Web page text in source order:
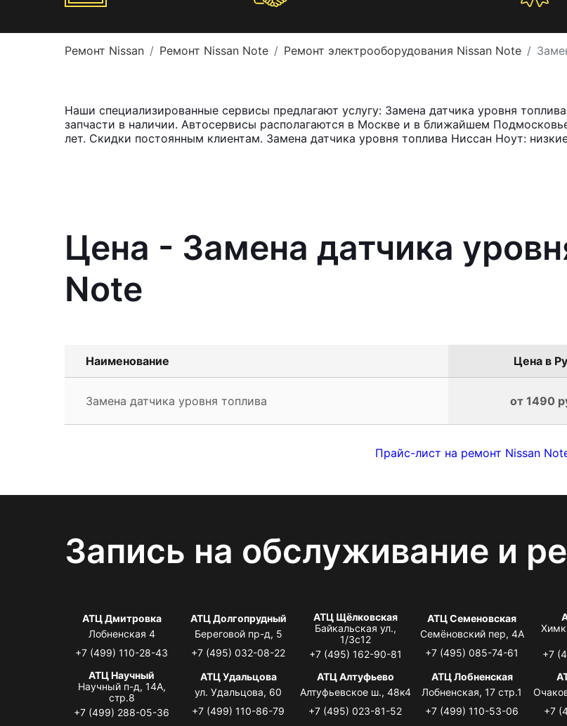
Ремонт Nissan Ремонт Nissan Note Ремонт электрооборудования Nissan Note
Наши специализированные сервисы предлагают услугу: Замена датчика уровня
запчасти в наличии. Автосервисы располагаются в Москве и в ближайшем
лет. Скидки постоянным клиентам. Замена датчика уровня топлива Ниссан Ноут:
Цена - Замена датчика
Note
Наименование Цена в
Замена датчика уровня топлива от 1490
Прайс-лист на ремонт Nissan
Запись на обслуживание и
АТЦ Дмитровка
Лобненская 4
+7 (499) 110-28-43
АТЦ Долгопрудный
Береговой пр-д, 5
+7 (495) 032-08-22
АТЦ Щёлковская
Байкальская ул.,
1/3с12
+7 (495) 162-90-81
АТЦ Семеновская
Семёновский пер, 4А
+7 (495) 085-74-61
+7
АТЦ Научный
Научный п-д, 14А,
стр.8
+7 (499) 288-05-36
АТЦ Удальцова
ул. Удальцова, 60
+7 (499) 110-86-79
АТЦ Алтуфьево
Алтуфьевское ш., 48к4
+7 (495) 023-81-52
АТЦ Лобненская
Лобненская, 17 стр.1
+7 (499) 110-53-06
+7